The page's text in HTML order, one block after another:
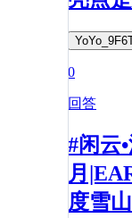
0
回答
#闲云
月
度雪